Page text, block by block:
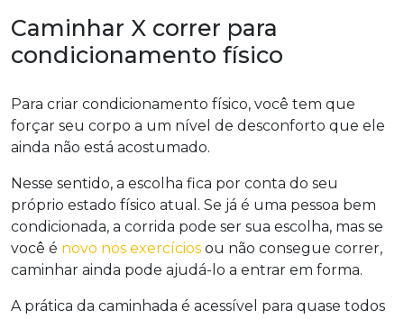
Caminhar X correr para
condicionamento físico
Para criar condicionamento físico, você tem que
forçar seu corpo a um nível de desconforto que ele
ainda não está acostumado.
Nesse sentido, a escolha fica por conta do seu
próprio estado físico atual. Se já é uma pessoa bem
condicionada, a corrida pode ser sua escolha, mas se
você é novo nos exercícios ou não consegue correr,
caminhar ainda pode ajudá-lo a entrar em forma.
A prática da caminhada é acessível para quase todos